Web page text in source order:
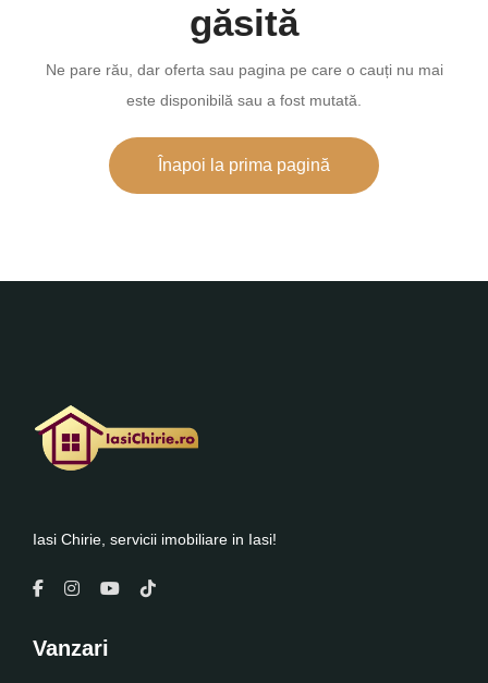
găsită
Ne pare rău, dar oferta sau pagina pe care o cauți nu mai
este disponibilă sau a fost mutată.
Înapoi la prima pagină
Iasi Chirie, servicii imobiliare in Iasi!
Vanzari